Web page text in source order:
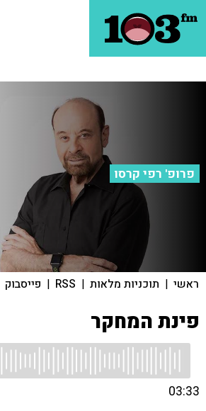
פרופ' רפי קרסו
ראשי | תוכניות מלאות |
RSS
| פייסבוק
פינת המחקר
03:33